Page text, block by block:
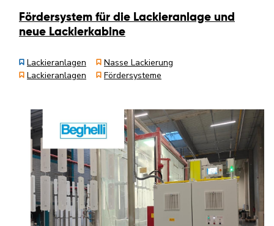
Fördersystem für die Lackieranlage und
neue Lackierkabine
Lackieranlagen
Nasse Lackierung
Lackieranlagen
Fördersysteme